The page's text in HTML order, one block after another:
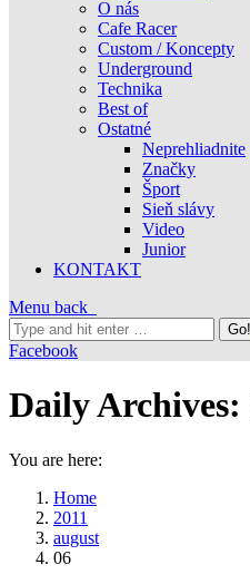
O nás
Cafe Racer
Custom / Koncepty
Underground
Technika
Best of
Ostatné
Neprehliadnite
Značky
Šport
Sieň slávy
Video
Junior
KONTAKT
Menu back
Facebook
Daily Archives:
You are here:
Home
2011
august
06